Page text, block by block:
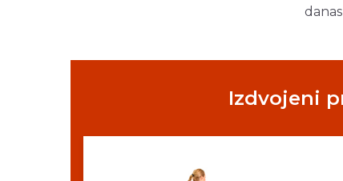
Izdvojeni